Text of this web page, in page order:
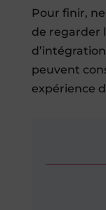
Pour finir,
de regarder
peuvent
expérience